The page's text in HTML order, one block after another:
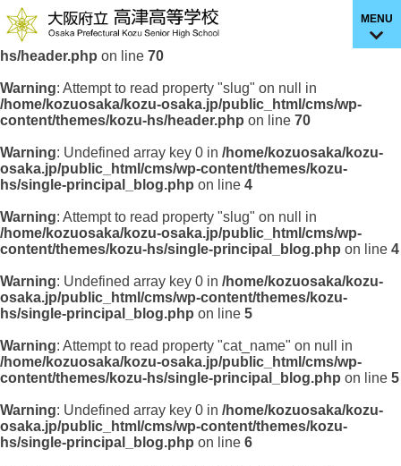
Warning: Undefined array key 0 in
/home/kozuosaka/kozu-
osaka.jp/public_html/cms/wp-content/themes/kozu-
hs/header.php on line 70
Warning: Attempt to read property "slug" on null in
/home/kozuosaka/kozu-osaka.jp/public_html/cms/wp-
content/themes/kozu-hs/header.php on line 70
MENU
Warning: Undefined array key 0 in /home/kozuosaka/kozu-
osaka.jp/public_html/cms/wp-content/themes/kozu-
hs/single-principal_blog.php on line 4
Warning: Attempt to read property "slug" on null in
/home/kozuosaka/kozu-osaka.jp/public_html/cms/wp-
content/themes/kozu-hs/single-principal_blog.php on line 4
Warning: Undefined array key 0 in /home/kozuosaka/kozu-
osaka.jp/public_html/cms/wp-content/themes/kozu-
hs/single-principal_blog.php on line 5
Warning: Attempt to read property "cat_name" on null in
/home/kozuosaka/kozu-osaka.jp/public_html/cms/wp-
content/themes/kozu-hs/single-principal_blog.php on line 5
Warning: Undefined array key 0 in /home/kozuosaka/kozu-
osaka.jp/public_html/cms/wp-content/themes/kozu-
hs/single-principal_blog.php on line 6